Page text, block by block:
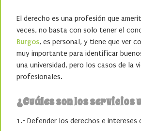
El derecho es una profesión que
veces, no basta con solo tener el
Burgos, es personal, y tiene que ver
muy importante para identificar
una universidad, pero los casos de la
profesionales.
¿Cuáles son los servicios
1.- Defender los derechos e